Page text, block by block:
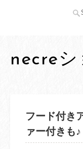
necre
フード付き
ァー付きも♪